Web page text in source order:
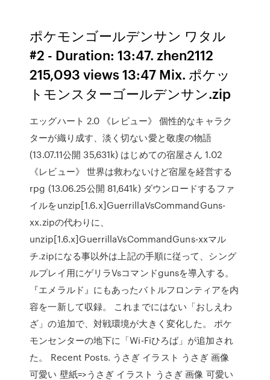
ポケモンゴールデンサン ワタル
#2 - Duration: 13:47. zhen2112
215,093 views 13:47 Mix. ポケッ
トモンスターゴールデンサン.zip
エッグハート 2.0 《レビュー》 個性的なキャラク
ターが織り成す、淡く切ない愛と敬虔の物語
(13.07.11公開 35,631k) はじめての宿屋さん 1.02
《レビュー》 世界は救わないけど宿屋を経営する
rpg (13.06.25公開 81,641k) ダウンロードするファ
イルをunzip[1.6.x]GuerrillaVsCommandGuns-
xx.zipの代わりに、
unzip[1.6.x]GuerrillaVsCommandGuns-xxマル
チ.zipになる事以外は上記の手順に従って、シング
ルプレイ用にゲリラVsコマンドgunsを導入する。
『エメラルド』にもあったバトルフロンティアを内
容を一新して収録。 これまでにはない「おしえわ
ざ」の追加で、対戦環境が大きく変化した。 ポケ
モンセンターの地下に「Wi-Fiひろば」が追加され
た。 Recent Posts. うさぎ イラスト うさぎ 画像
可愛い 壁紙=>うさぎ イラスト うさぎ 画像 可愛い